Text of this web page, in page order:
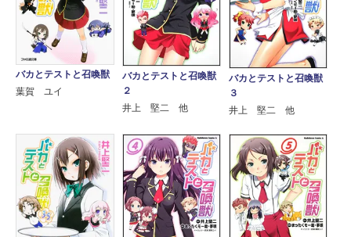
バカとテストと召喚獣
葉賀 ユイ
バカとテストと召喚獣
２
井上 堅二 他
バカとテストと召喚獣
３
井上 堅二 他